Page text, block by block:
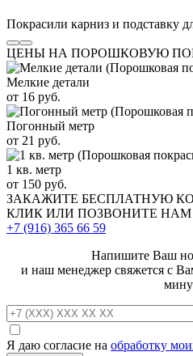
Покрасили карниз и подставку
ЦЕНЫ НА ПОРОШКОВУЮ
Мелкие детали
от 16 руб.
Погонный метр
от 21 руб.
1 кв. метр
от 150 руб.
ЗАКАЖИТЕ БЕСПЛАТНУЮ
КЛИК ИЛИ ПОЗВОНИТЕ НАМ
+7 (916) 365 66 59
Напишите Ваш
и наш менеджер свяжется с
Я даю согласие на обработку